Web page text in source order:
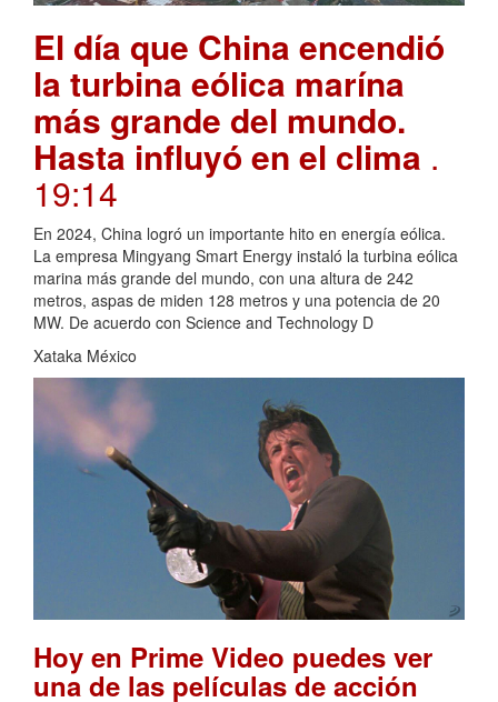
El día que China encendió
la turbina eólica marína
más grande del mundo.
Hasta influyó en el clima .
19:14
En 2024, China logró un importante hito en energía eólica.
La empresa Mingyang Smart Energy instaló la turbina eólica
marina más grande del mundo, con una altura de 242
metros, aspas de miden 128 metros y una potencia de 20
MW. De acuerdo con Science and Technology D
Xataka México
Hoy en Prime Video puedes ver
una de las películas de acción